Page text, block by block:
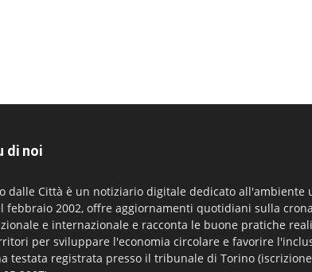
di noi
dalle Città è un notiziario digitale dedicato all'ambiente
febbraio 2002, offre aggiornamenti quotidiani sulla
e internazionale e racconta le buone pratiche
per sviluppare l'economia circolare e favorire
testata registrata presso il tribunale di Torino